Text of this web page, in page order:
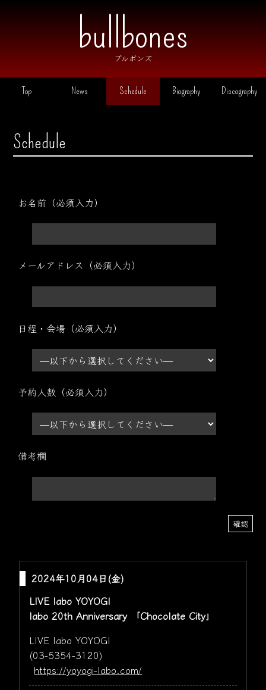
ブルボンズ
Top News Schedule Biography Discography
Schedule
お名前（必須入力）
メールアドレス（必須入力）
日程・会場（必須入力）
予約人数（必須入力）
備考欄
2024年10月04日(金)
LIVE labo YOYOGI
labo 20th Anniversary 「Chocolate City」
LIVE labo YOYOGI
(03-5354-3120)
https://yoyogi-labo.com/